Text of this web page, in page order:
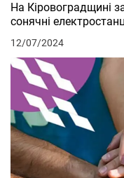
На Кіровоградщині
сонячні
12/07/2024